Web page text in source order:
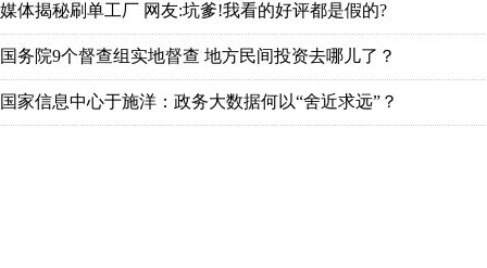
媒体揭秘刷单工厂 网友:坑爹!我看的好评都是假的?
国务院9个督查组实地督查 地方民间投资去哪儿了？
国家信息中心于施洋：政务大数据何以“舍近求远”？